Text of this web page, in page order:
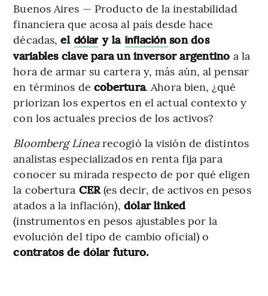
Buenos Aires — Producto de la inestabilidad
financiera que acosa al país desde hace
décadas,el dólar y la inflación son dos
variables clave para un inversor argentino a la
hora de armar su cartera y, más aún, al pensar
en términos de cobertura. Ahora bien, ¿qué
priorizan los expertos en el actual contexto y
con los actuales precios de los activos?
Bloomberg Línearecogió la visión de distintos
analistas especializados en renta fija para
conocer su mirada respecto de por qué eligen
la cobertura CER(es decir, de activos en pesos
atados a la inflación), dólar linked
(instrumentos en pesos ajustables por la
evolución del tipo de cambio oficial) o
contratos de dólar futuro.